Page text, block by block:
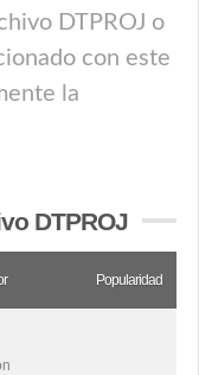
DTPROJ o
con este
la
DTPROJ
Popularidad